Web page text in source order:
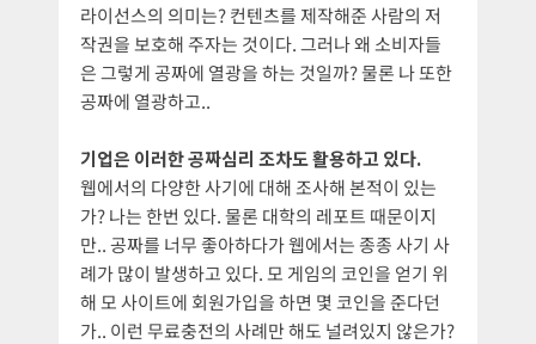
라이선스의 의미는? 컨텐츠를 제작해준 사람의 저
작권을 보호해 주자는 것이다. 그러나 왜 소비자들
은 그렇게 공짜에 열광을 하는 것일까? 물론 나 또한
공짜에 열광하고..
기업은 이러한 공짜심리 조차도 활용하고 있다.
웹에서의 다양한 사기에 대해 조사해 본적이 있는
가? 나는 한번 있다. 물론 대학의 레포트 때문이지
만.. 공짜를 너무 좋아하다가 웹에서는 종종 사기 사
례가 많이 발생하고 있다. 모 게임의 코인을 얻기 위
해 모 사이트에 회원가입을 하면 몇 코인을 준다던
가.. 이런 무료충전의 사례만 해도 널려있지 않은가?